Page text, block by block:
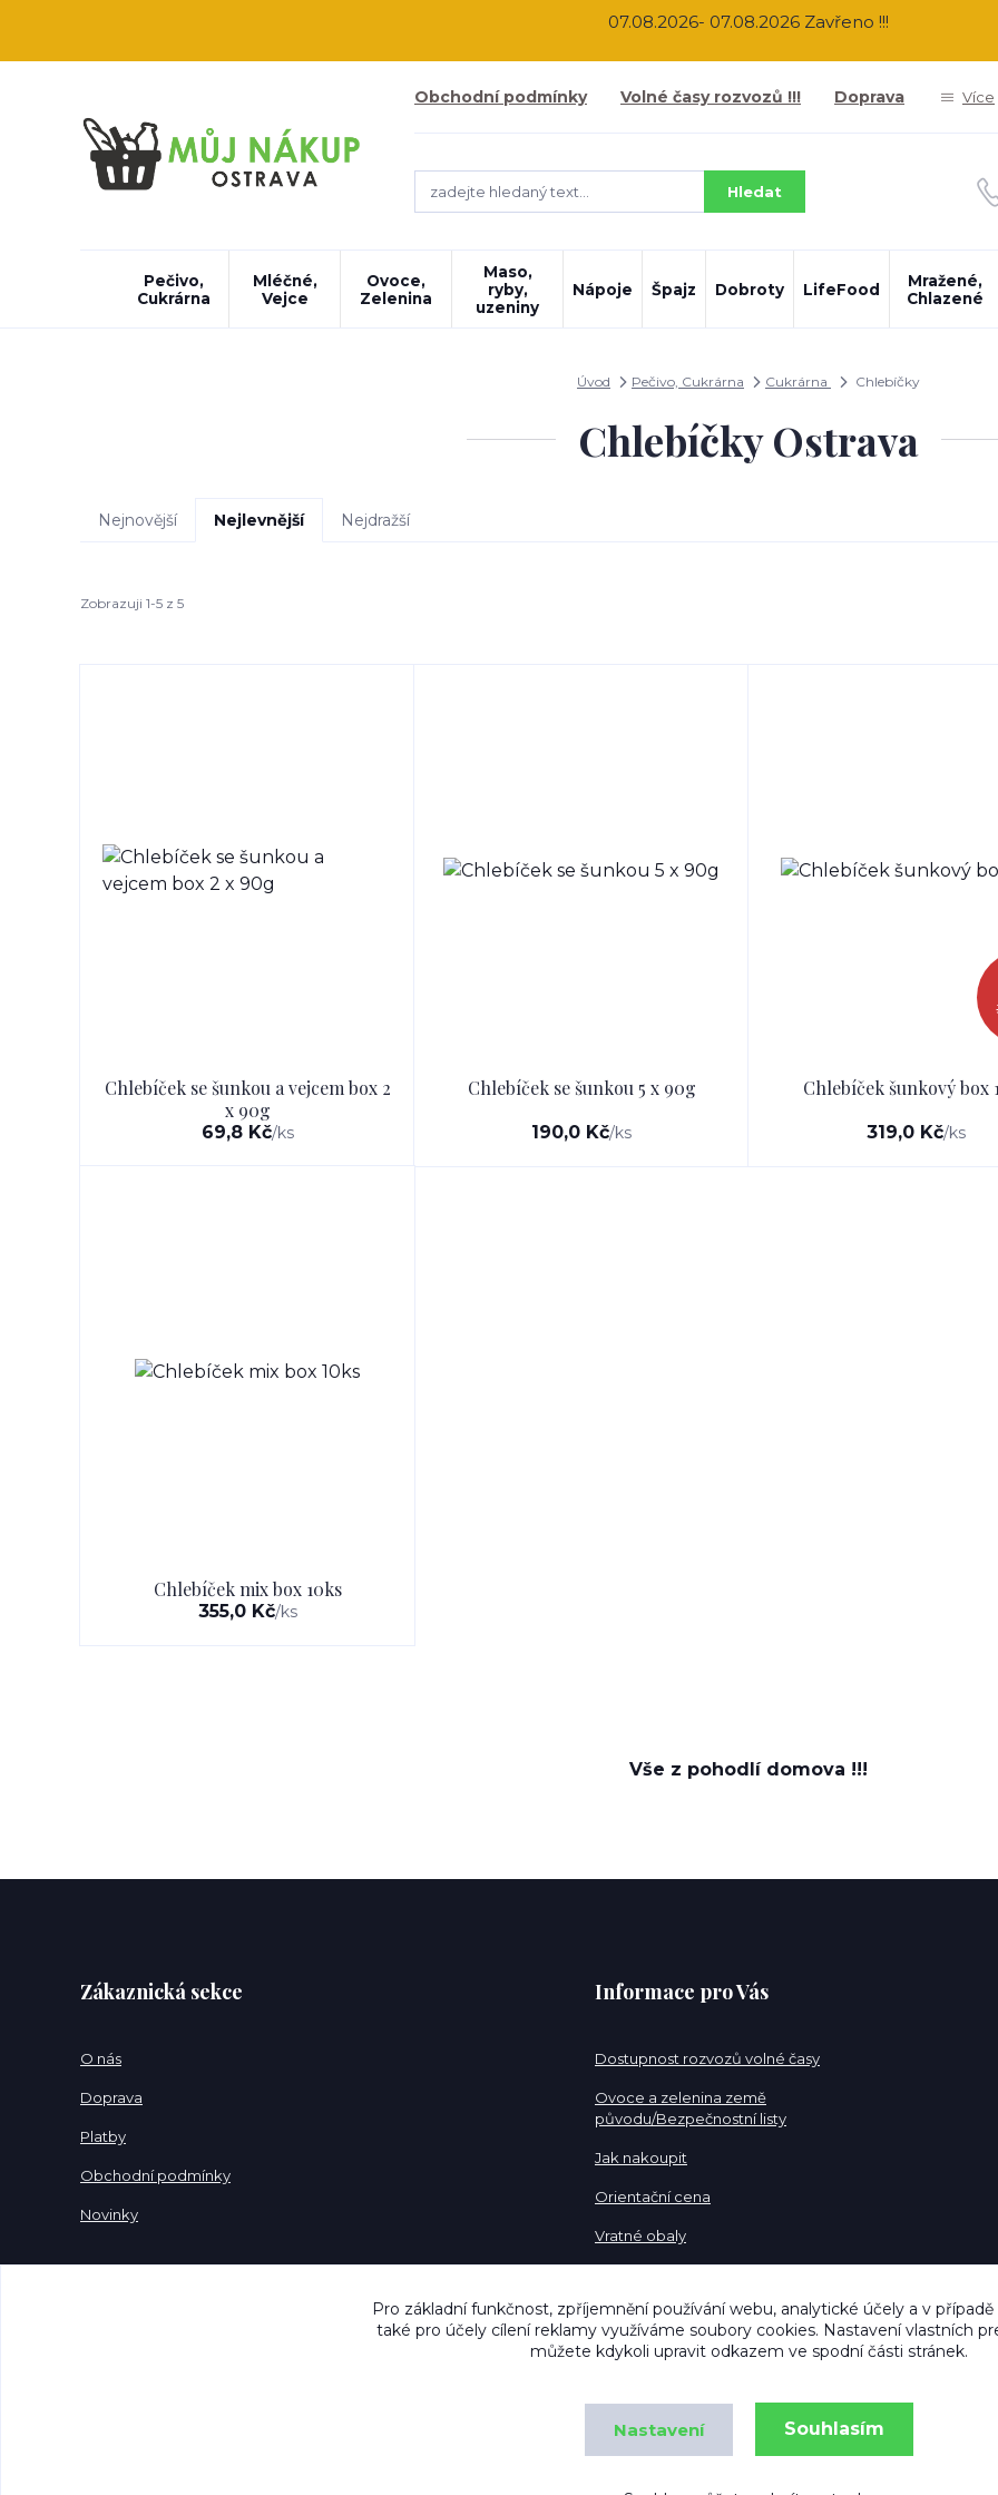
07.08.2026- 07.08.2026 Zavřeno !!!
Obchodní podmínky Volné časy rozvozů !!! Doprava Více
Hledat
Pečivo,
Cukrárna
Mléčné,
Vejce
Ovoce,
Zelenina
Maso,
ryby,
uzeniny
Nápoje Špajz Dobroty LifeFood
Mražené,
Chlazené
Úvod Pečivo, Cukrárna Cukrárna Chlebíčky
Chlebíčky Ostrava
Nejnovější Nejlevnější Nejdražší
Zobrazuji 1-5 z 5
Chlebíček se šunkou a vejcem box 2
x 90g
69,8 Kč/ks
Chlebíček se šunkou 5 x 90g
190,0 Kč/ks
Chlebíček šunkový box
319,0 Kč/ks
Chlebíček mix box 10ks
355,0 Kč/ks
Vše z pohodlí domova !!!
Zákaznická sekce
O nás
Doprava
Platby
Obchodní podmínky
Novinky
Informace pro Vás
Dostupnost rozvozů volné časy
Ovoce a zelenina země
původu/Bezpečnostní listy
Jak nakoupit
Orientační cena
Vratné obaly
Pro základní funkčnost, zpříjemnění používání webu, analytické účely a v případě
také pro účely cílení reklamy využíváme soubory cookies. Nastavení vlastních
můžete kdykoli upravit odkazem ve spodní části stránek.
Nastavení Souhlasím